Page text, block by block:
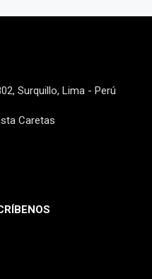
Surquillo, Lima - Perú
Caretas